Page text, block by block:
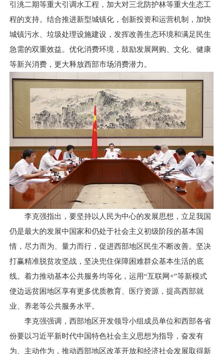
引洮二期等重大引调水工程，加大对三北防护林等重大生态工
程的支持。结合推进新型城镇化，创新投资和运营机制，加快
城镇污水、垃圾处理设施建设，发挥改善生态环境和满足民生
急需的双重效益。优化消费环境，鼓励发展网购、文化、健康
等新兴消费，更大释放西部市场消费潜力。
李克强指出，要坚持以人民为中心的发展思想，立足我国
仍是最大的发展中国家和仍处于社会主义初级阶段的基本国
情，尽力而为、量力而行，促进西部地区民生不断改善。坚决
打赢精准脱贫攻坚战，坚决兜住保障困难群众基本生活的底
线。着力推动基本公共服务均等化，运用“互联网+”等新模式
使边远贫困地区享有更多优质教育、医疗资源，提高西部就
业、养老等公共服务水平。
李克强强调，西部地区开发领导小组成员单位和西部各省
份要以习近平新时代中国特色社会主义思想为指导，奋发有
为、主动作为，推动西部地区改革开放和经济社会发展取得新